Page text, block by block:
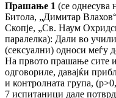
Прашање 1 (се однесува
Битола, „Димитар
Скопје, „Св. Наум
паралелка): Дали во
(сексуални) односи меѓу
На првото прашање сите
одговориле, давајќи
и контролната група,
7 испитаници дале